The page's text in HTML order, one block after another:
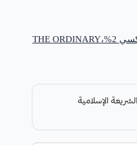
واستعادة لون البشرة
الذي يقشر الطبقات